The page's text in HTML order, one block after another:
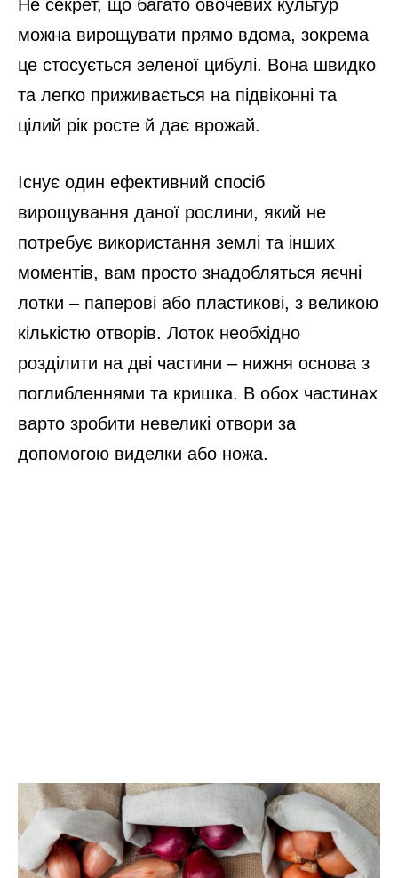
Не секрет, що багато овочевих культур
можна вирощувати прямо вдома, зокрема
це стосується зеленої цибулі. Вона швидко
та легко приживається на підвіконні та
цілий рік росте й дає врожай.
Існує один ефективний спосіб
вирощування даної рослини, який не
потребує використання землі та інших
моментів, вам просто знадобляться яєчні
лотки – паперові або пластикові, з великою
кількістю отворів. Лоток необхідно
розділити на дві частини – нижня основа з
поглибленнями та кришка. В обох частинах
варто зробити невеликі отвори за
допомогою виделки або ножа.